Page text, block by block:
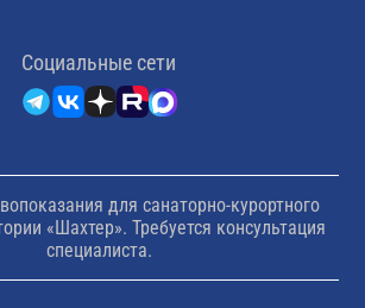
Cоциальные сети
для санаторно-курортного
«Шахтер». Требуется консультация
специалиста.